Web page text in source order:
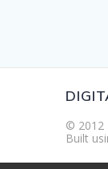
© 2012
Built